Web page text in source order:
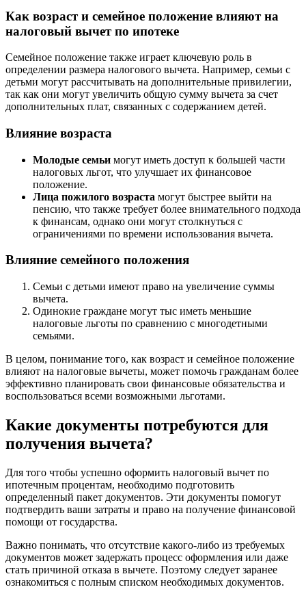
Как возраст и семейное положение влияют на
налоговый вычет по ипотеке
Семейное положение также играет ключевую роль в
определении размера налогового вычета. Например, семьи с
детьми могут рассчитывать на дополнительные привилегии,
так как они могут увеличить общую сумму вычета за счет
дополнительных плат, связанных с содержанием детей.
Влияние возраста
Молодые семьи могут иметь доступ к большей части
налоговых льгот, что улучшает их финансовое
положение.
Лица пожилого возраста могут быстрее выйти на
пенсию, что также требует более внимательного подхода
к финансам, однако они могут столкнуться с
ограничениями по времени использования вычета.
Влияние семейного положения
Семьи с детьми имеют право на увеличение суммы
вычета.
Одинокие граждане могут тыс иметь меньшие
налоговые льготы по сравнению с многодетными
семьями.
В целом, понимание того, как возраст и семейное положение
влияют на налоговые вычеты, может помочь гражданам более
эффективно планировать свои финансовые обязательства и
воспользоваться всеми возможными льготами.
Какие документы потребуются для
получения вычета?
Для того чтобы успешно оформить налоговый вычет по
ипотечным процентам, необходимо подготовить
определенный пакет документов. Эти документы помогут
подтвердить ваши затраты и право на получение финансовой
помощи от государства.
Важно понимать, что отсутствие какого-либо из требуемых
документов может задержать процесс оформления или даже
стать причиной отказа в вычете. Поэтому следует заранее
ознакомиться с полным списком необходимых документов.